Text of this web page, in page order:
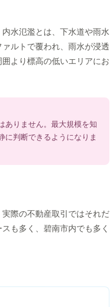
水氾濫とは、下水道や雨水
ルトで覆われ、雨水が浸透
より標高の低いエリアにお
ありません。最大規模を知
に判断できるようになりま
際の不動産取引ではそれだ
も多く、碧南市内でも多く